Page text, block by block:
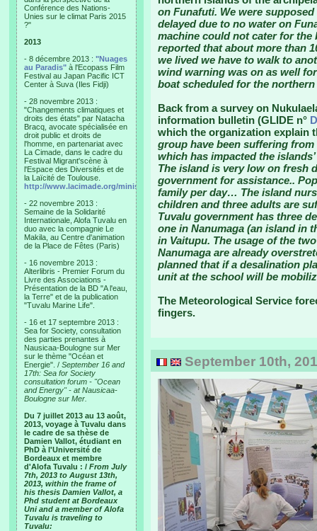
Conférence des Nations-
Unies sur le climat Paris 2015
?"
2013
- 8 décembre 2013 : "Nuages
au Paradis" à l'Ecopass Film
Festival au Japan Pacific ICT
Center à Suva (Iles Fidji)
- 28 novembre 2013 :
"Changements climatiques et
droits des états" par Natacha
Bracq, avocate spécialisée en
droit public et droits de
l'homme, en partenariat avec
La Cimade, dans le cadre du
Festival Migrant'scène à
l'Espace des Diversités et de
la Laïcité de Toulouse.
http://www.lacimade.org/minisites/migrantscene
- 22 novembre 2013 :
Semaine de la Solidarité
Internationale, Alofa Tuvalu en
duo avec la compagnie Le
Makila, au Centre d'animation
de la Place de Fêtes (Paris)
- 16 novembre 2013 :
Alterlibris - Premier Forum du
Livre des Associations -
Présentation de la BD "A l'eau,
la Terre" et de la publication
"Tuvalu Marine Life".
- 16 et 17 septembre 2013 :
Sea for Society, consultation
des parties prenantes à
Nausicaa-Boulogne sur Mer
sur le thème "Océan et
Energie". / September 16 and
17th: Sea for Society
consultation forum - "Ocean
and Energy" - at Nausicaa-
Boulogne sur Mer.
Du 7 juillet 2013 au 13 août,
2013, voyage à Tuvalu dans
le cadre de sa thèse de
Damien Vallot, étudiant en
PhD à l'Université de
Bordeaux et membre
d'Alofa Tuvalu : / From July
7th, 2013 to August 13th,
2013, within the frame of
his thesis Damien Vallot, a
Phd student at Bordeaux
Uni and a member of Alofa
Tuvalu is traveling to
Tuvalu:
on Funafuti. We were
delayed due to no water on
machine could not cater for the
reported that about more than
we lived we have to walk to
wind warning was on as well
boat scheduled for the
Back from a survey on
information bulletin (GLIDE n°
which the organization explain
group have been suffering
which has impacted the
The island is very low on fresh
government for assistance..
family per day… The island
children and three adults are
Tuvalu government has three
one in Nanumaga (an island in
in Vaitupu. The usage of the
Nanumaga are already
planned that if a desalination
unit at the school will be
The Meteorological Service
fingers.
September 10th,